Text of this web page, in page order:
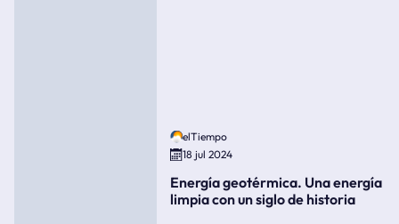
elTiempo
18 jul 2024
Energía geotérmica. Una energía
limpia con un siglo de historia